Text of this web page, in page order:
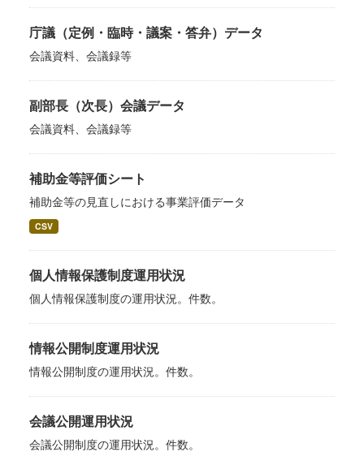
庁議（定例・臨時・議案・答弁）データ
会議資料、会議録等
副部長（次長）会議データ
会議資料、会議録等
補助金等評価シート
補助金等の見直しにおける事業評価データ
CSV
個人情報保護制度運用状況
個人情報保護制度の運用状況。件数。
情報公開制度運用状況
情報公開制度の運用状況。件数。
会議公開運用状況
会議公開制度の運用状況。件数。